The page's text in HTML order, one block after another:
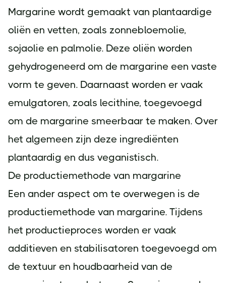
Margarine wordt gemaakt van plantaardige
oliën en vetten, zoals zonnebloemolie,
sojaolie en palmolie. Deze oliën worden
gehydrogeneerd om de margarine een vaste
vorm te geven. Daarnaast worden er vaak
emulgatoren, zoals lecithine, toegevoegd
om de margarine smeerbaar te maken. Over
het algemeen zijn deze ingrediënten
plantaardig en dus veganistisch.
De productiemethode van margarine
Een ander aspect om te overwegen is de
productiemethode van margarine. Tijdens
het productieproces worden er vaak
additieven en stabilisatoren toegevoegd om
de textuur en houdbaarheid van de